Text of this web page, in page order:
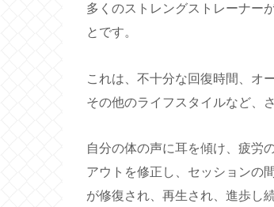
多くのストレングストレーナー
とです。
これは、不十分な回復時間、オ
その他のライフスタイルなど、
自分の体の声に耳を傾け、疲労
アウトを修正し、セッションの
が修復され、再生され、進歩し